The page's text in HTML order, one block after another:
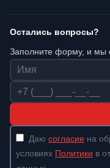
Остались вопросы?
Заполните форму, и мы
Имя
Телефон
Даю согласие на
условиях Политики в